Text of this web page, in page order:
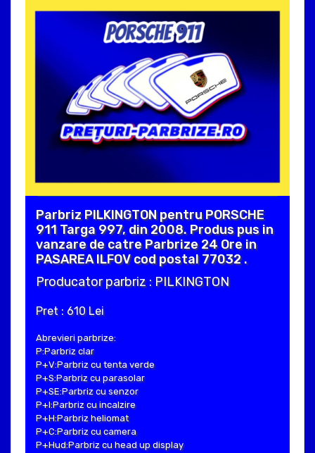
Parbriz PILKINGTON pentru PORSCHE
911 Targa 997, din 2008. Produs pus in
vanzare de catre Parbrize 24 Ore in
PASAREA ILFOV cod postal 77032 .
Producator parbriz : PILKINGTON
Pret : 610 Lei
Abrevieri parbrize:
P:Parbriz clar
P+V:Parbriz cu tenta verde
P+S:Parbriz cu parasolar
P+SE:Parbriz cu senzor
P+I:Parbriz cu incalzire
P+H:Parbriz heliomat
P+C:Parbriz cu camera
P+Hud:Parbriz cu head up display